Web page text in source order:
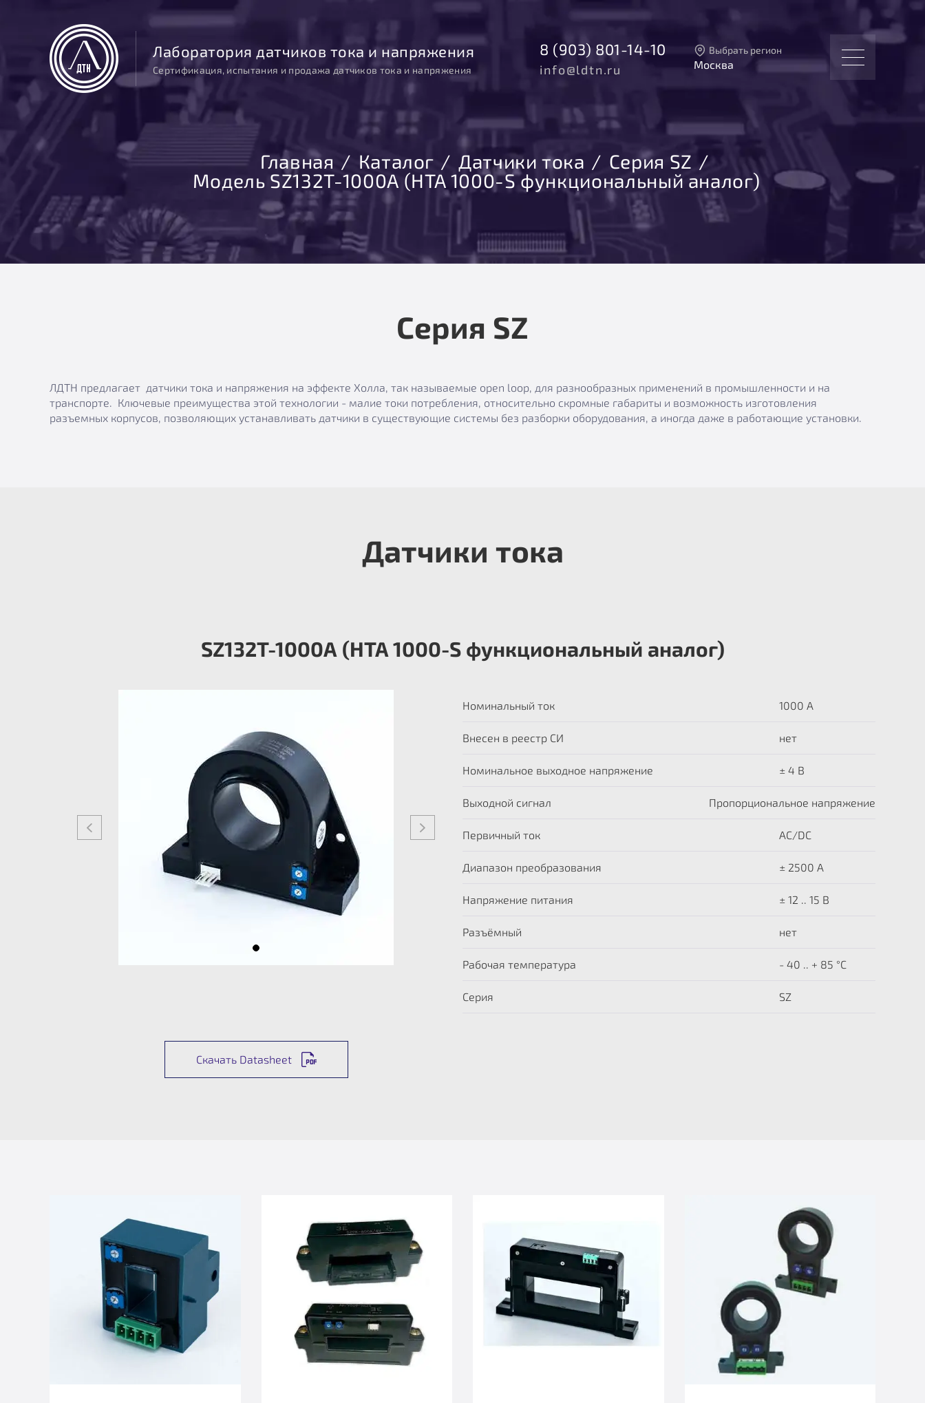
Лаборатория датчиков тока и напряжения
Сертификация, испытания и продажа датчиков тока и напряжения
8 (903) 801-14-10
info@ldtn.ru
Выбрать регион
Москва
Екатеринбург
Главная Каталог Датчики тока
Серия SZ
Модель SZ132T-1000А (HTA 1000-S функциональный аналог)
Серия SZ
ЛДТН предлагает датчики тока и напряжения на эффекте Холла, так называемые open loop, для разнообразных применений в промышленности и на
транспорте. Ключевые преимущества этой технологии - малие токи потребления, относительно скромные габариты и возможность изготовления
разъемных корпусов, позволяющих устанавливать датчики в существующие системы без разборки оборудования, а иногда даже в работающие установки.
Датчики тока
SZ132T-1000А (HTA 1000-S функциональный аналог)
Номинальный ток 1000 А
Внесен в реестр СИ нет
Номинальное выходное напряжение ± 4 В
Выходной сигнал Пропорциональное напряжение
Первичный ток AC/DC
Диапазон преобразования ± 2500 A
Напряжение питания ± 12 .. 15 В
Разъёмный нет
Рабочая температура - 40 .. + 85 °C
Серия SZ
Скачать Datasheet